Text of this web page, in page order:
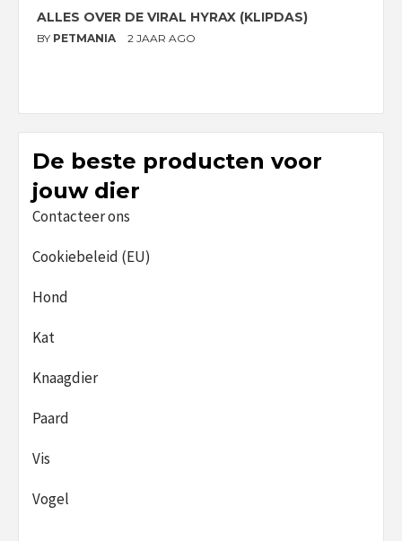
ALLES OVER DE VIRAL HYRAX (KLIPDAS)
BY PETMANIA 2 JAAR AGO
De beste producten voor
jouw dier
Contacteer ons
Cookiebeleid (EU)
Hond
Kat
Knaagdier
Paard
Vis
Vogel